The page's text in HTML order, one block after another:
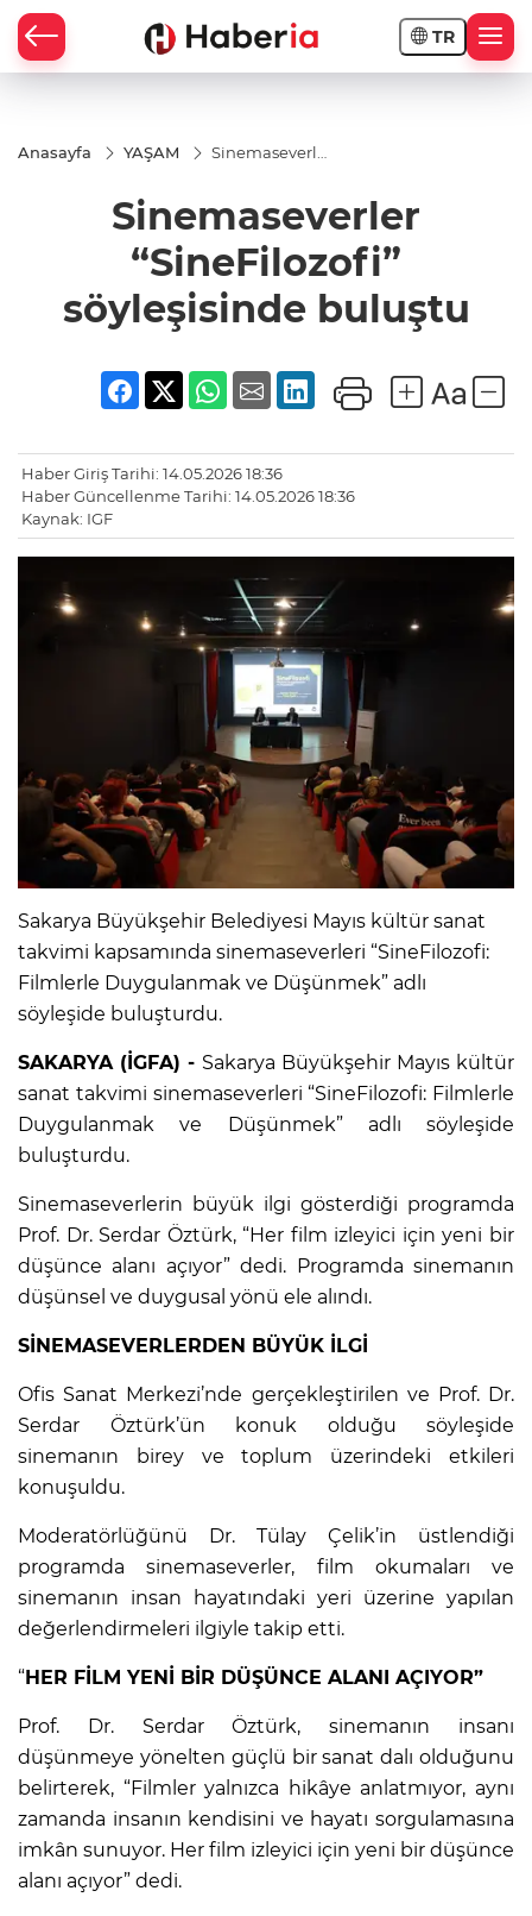
TR
Anasayfa YAŞAM
Sinemaseverler
buluştu
Sinemaseverler
“SineFilozofi”
söyleşisinde buluştu
Haber Giriş Tarihi: 14.05.2026 18:36
Haber Güncellenme Tarihi: 14.05.2026 18:36
Kaynak: IGF
Sakarya Büyükşehir Belediyesi Mayıs kültür sanat
takvimi kapsamında sinemaseverleri “SineFilozofi:
Filmlerle Duygulanmak ve Düşünmek” adlı
söyleşide buluşturdu.
SAKARYA (İGFA) - Sakarya Büyükşehir Mayıs kültür
sanat takvimi sinemaseverleri “SineFilozofi: Filmlerle
Duygulanmak ve Düşünmek” adlı söyleşide
buluşturdu.
Sinemaseverlerin büyük ilgi gösterdiği programda
Prof. Dr. Serdar Öztürk, “Her film izleyici için yeni bir
düşünce alanı açıyor” dedi. Programda sinemanın
düşünsel ve duygusal yönü ele alındı.
SİNEMASEVERLERDEN BÜYÜK İLGİ
Ofis Sanat Merkezi’nde gerçekleştirilen ve Prof. Dr.
Serdar Öztürk’ün konuk olduğu söyleşide
sinemanın birey ve toplum üzerindeki etkileri
konuşuldu.
Moderatörlüğünü Dr. Tülay Çelik’in üstlendiği
programda sinemaseverler, film okumaları ve
sinemanın insan hayatındaki yeri üzerine yapılan
değerlendirmeleri ilgiyle takip etti.
“HER FİLM YENİ BİR DÜŞÜNCE ALANI AÇIYOR”
Prof. Dr. Serdar Öztürk, sinemanın insanı
düşünmeye yönelten güçlü bir sanat dalı olduğunu
belirterek, “Filmler yalnızca hikâye anlatmıyor, aynı
zamanda insanın kendisini ve hayatı sorgulamasına
imkân sunuyor. Her film izleyici için yeni bir düşünce
alanı açıyor” dedi.